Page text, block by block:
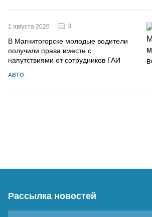
1 августа 2026 3
В Магнитогорске молодые водители
получили права вместе с
напутствиями от сотрудников ГАИ
АВТО
Рассылка новостей